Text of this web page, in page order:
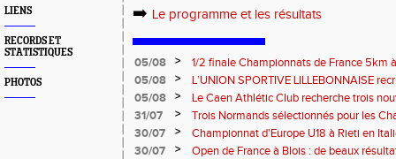
LIENS
RECORDS ET
STATISTIQUES
PHOTOS
➡️ Le programme et les résultats
05/08 >
1/2 finale Championnats de France 5km
13 septembre 2026 : les informations
05/08 >
L’UNION SPORTIVE LILLEBONNAISE
rentrée 2026
05/08 >
Le Caen Athlétic Club recherche trois
civique à compter de septembre 2026
31/07 >
Trois Normands sélectionnés pour les
Eugene !
30/07 >
Championnat d'Europe U18 à Rieti en
normands
30/07 >
Open de France à Blois : de beaux